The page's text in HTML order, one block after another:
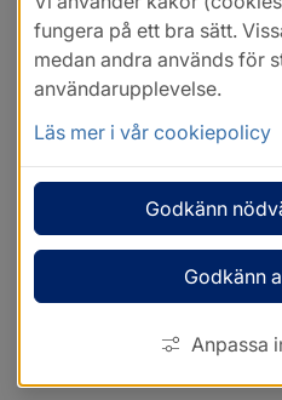
fungera på ett bra sätt.
medan andra används för
användarupplevelse.
Läs mer i vår cookiepolicy
Godkänn
Godkänn
Anpassa